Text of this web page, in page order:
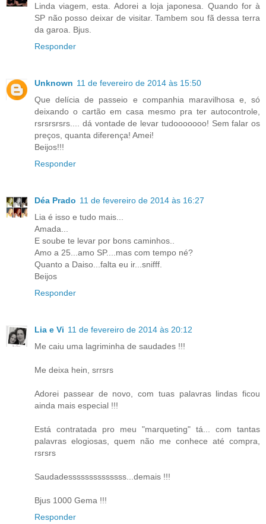
Linda viagem, esta. Adorei a loja japonesa. Quando for à
SP não posso deixar de visitar. Tambem sou fã dessa terra
da garoa. Bjus.
Responder
Unknown 11 de fevereiro de 2014 às 15:50
Que delícia de passeio e companhia maravilhosa e, só
deixando o cartão em casa mesmo pra ter autocontrole,
rsrsrsrsrs.... dá vontade de levar tudooooooo! Sem falar os
preços, quanta diferença! Amei!
Beijos!!!
Responder
Déa Prado 11 de fevereiro de 2014 às 16:27
Lia é isso e tudo mais...
Amada...
E soube te levar por bons caminhos..
Amo a 25...amo SP....mas com tempo né?
Quanto a Daiso...falta eu ir...snifff.
Beijos
Responder
Lia e Vi 11 de fevereiro de 2014 às 20:12
Me caiu uma lagriminha de saudades !!!
Me deixa hein, srrsrs
Adorei passear de novo, com tuas palavras lindas ficou
ainda mais especial !!!
Está contratada pro meu "marqueting" tá... com tantas
palavras elogiosas, quem não me conhece até compra,
rsrsrs
Saudadessssssssssssss...demais !!!
Bjus 1000 Gema !!!
Responder